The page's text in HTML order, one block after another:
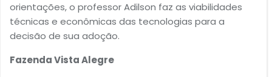
orientações, o professor Adilson faz as viabilidades
técnicas e econômicas das tecnologias para a
decisão de sua adoção.
Fazenda Vista Alegre